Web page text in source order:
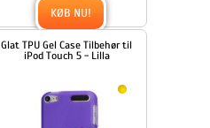
KØB NU!
Glat TPU Gel Case Tilbehør til
iPod Touch 5 - Lilla